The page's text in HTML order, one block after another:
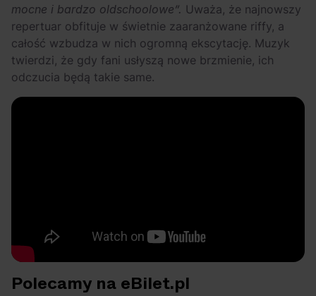
mocne i bardzo oldschoolowe”. Uważa, że najnowszy
repertuar obfituje w świetnie zaaranżowane riffy, a
całość wzbudza w nich ogromną ekscytację. Muzyk
twierdzi, że gdy fani usłyszą nowe brzmienie, ich
odczucia będą takie same.
Polecamy na eBilet.pl